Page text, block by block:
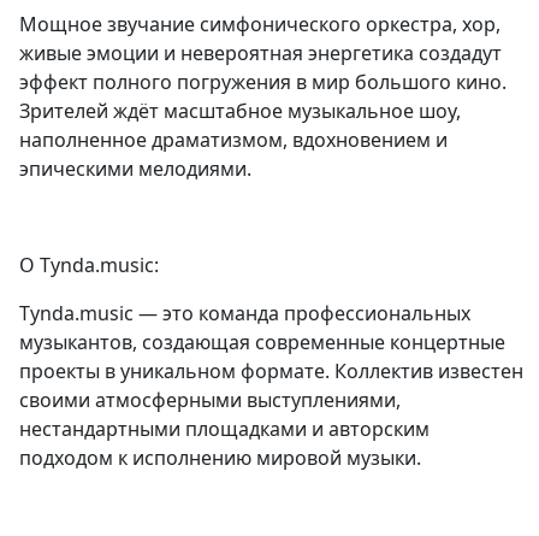
Мощное звучание симфонического оркестра, хор,
живые эмоции и невероятная энергетика создадут
эффект полного погружения в мир большого кино.
Зрителей ждёт масштабное музыкальное шоу,
наполненное драматизмом, вдохновением и
эпическими мелодиями.
О Tynda.music:
Tynda.music — это команда профессиональных
музыкантов, создающая современные концертные
проекты в уникальном формате. Коллектив известен
своими атмосферными выступлениями,
нестандартными площадками и авторским
подходом к исполнению мировой музыки.